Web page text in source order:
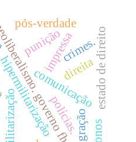
governo fhc.
militarização polícias.
comunicação
impressa
pós-verdade
direita
punição estado de direito
crimes.